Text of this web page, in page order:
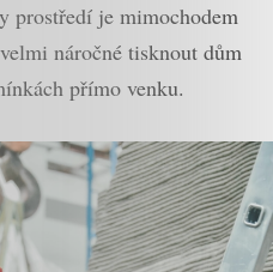
prostředí je mimochodem
náročné tisknout dům
přímo venku.